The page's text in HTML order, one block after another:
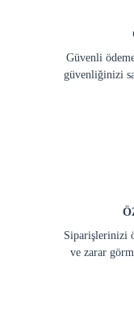
Güvenli
güvenliğinizi
Siparişlerinizi
ve zarar